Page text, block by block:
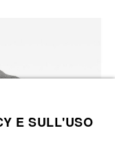
E SULL'USO